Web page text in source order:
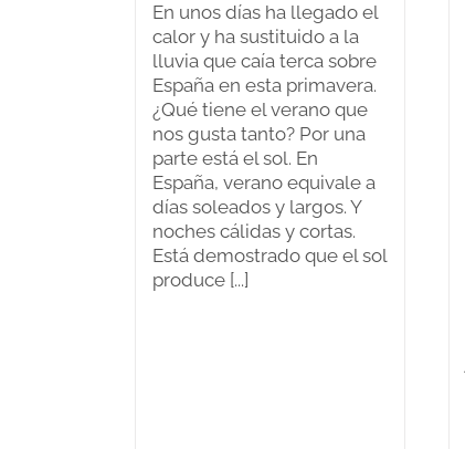
En unos días ha llegado el
calor y ha sustituido a la
lluvia que caía terca sobre
España en esta primavera.
¿Qué tiene el verano que
nos gusta tanto? Por una
parte está el sol. En
España, verano equivale a
días soleados y largos. Y
noches cálidas y cortas.
Está demostrado que el sol
produce [...]